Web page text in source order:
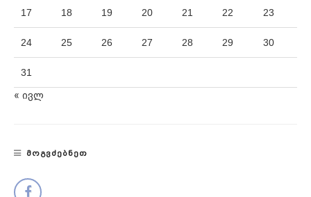
17 18 19 20 21 22 23
24 25 26 27 28 29 30
31
« ივლ
ᲛᲝᲒᲕᲫᲔᲑᲜᲔᲗ